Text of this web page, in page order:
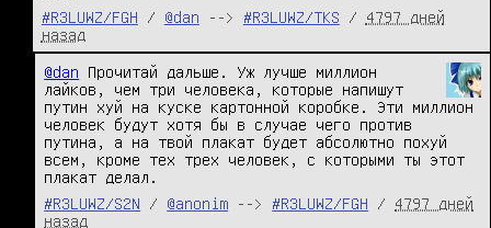
#R3LUWZ/FGH
/ @dan --> #R3LUWZ/TKS / 4797 дней
назад
@dan Прочитай дальше. Уж лучше миллион
лайков, чем три человека, которые напишут
путин хуй на куске картонной коробке. Эти миллион
человек будут хотя бы в случае чего против
путина, а на твой плакат будет абсолютно похуй
всем, кроме тех трех человек, с которыми ты этот
плакат делал.
#R3LUWZ/S2N
/ @anonim --> #R3LUWZ/FGH / 4797 дней
назад